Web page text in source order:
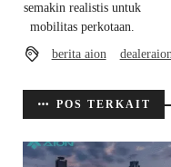
semakin realistis untuk
mobilitas perkotaan.
berita aion
POS TERKAIT